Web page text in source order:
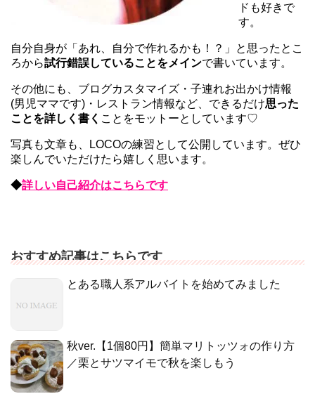
ドも好きで
す。
自分自身が「あれ、自分で作れるかも！？」と思ったとこ
ろから試行錯誤していることをメインで書いています。
その他にも、ブログカスタマイズ・子連れお出かけ情報
(男児ママです)・レストラン情報など、できるだけ思った
ことを詳しく書く ことをモットーとしています♡
写真も文章も、LOCOの練習として公開しています。ぜひ
楽しんでいただけたら嬉しく思います。
◆詳しい自己紹介はこちらです
おすすめ記事はこちらです
とある職人系アルバイトを始めてみました
秋ver.【1個80円】簡単マリトッツォの作り方
／栗とサツマイモで秋を楽しもう